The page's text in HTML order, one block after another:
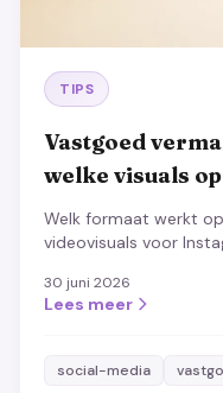
TIPS
Vastgoed
welke visuals
Welk formaat werkt
videovisuals voor
30 juni 2026
Lees meer
social-media